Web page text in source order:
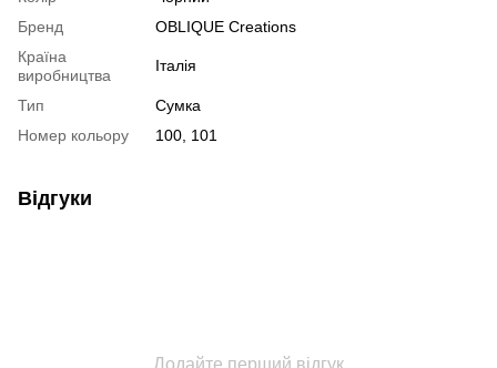
Бренд
OBLIQUE Creations
Країна
виробництва
Італія
Тип
Сумка
Номер кольору
100, 101
Відгуки
Додайте перший відгук